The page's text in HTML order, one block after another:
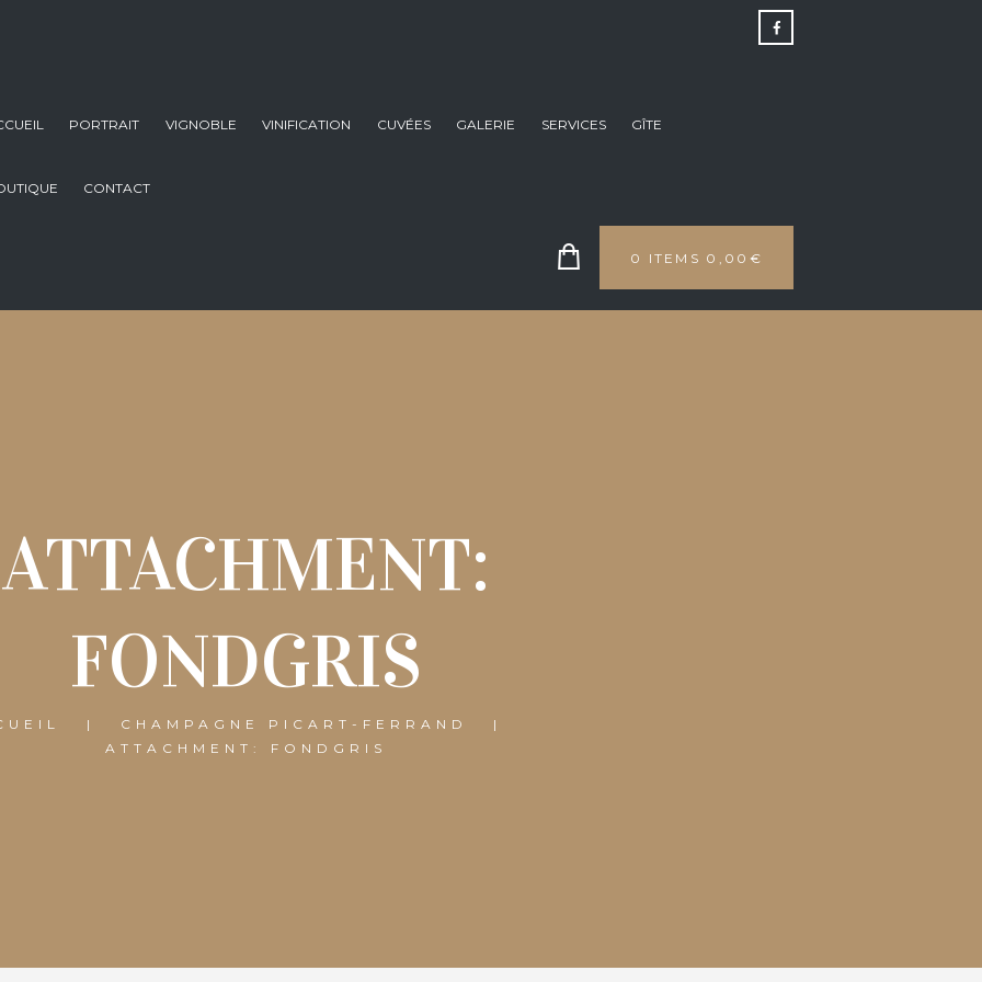
PORTRAIT VIGNOBLE VINIFICATION CUVÉES GALERIE SERVICES GÎTE
CONTACT
0 ITEMS 0,00€
ATTACHMENT:
FONDGRIS
CHAMPAGNE PICART-FERRAND
ATTACHMENT: FONDGRIS